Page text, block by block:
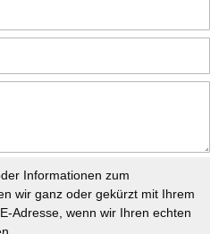
Informationen zum
wir ganz oder gekürzt mit Ihrem
Adresse, wenn wir Ihren echten